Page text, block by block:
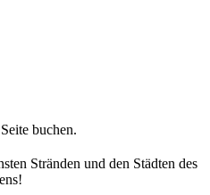
buchen.
Stränden und den Städten des